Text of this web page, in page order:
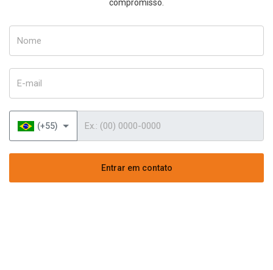
compromisso.
(+55)
Entrar em contato